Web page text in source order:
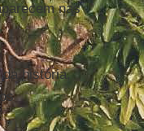
nas
história,